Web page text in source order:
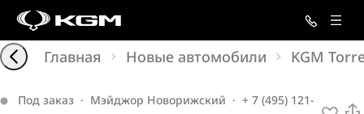
Главная Новые автомобили KGM
Под заказ · Мэйджор Новорижский · + 7 (495) 121-